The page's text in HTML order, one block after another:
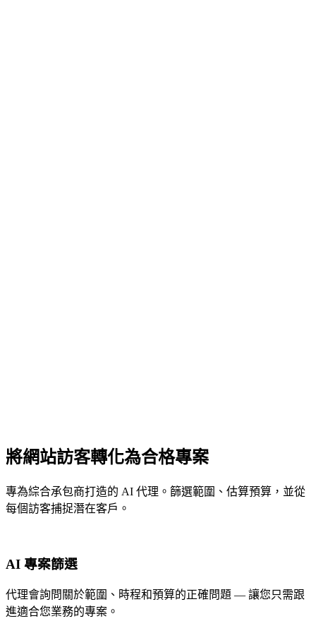
將網站訪客轉化為合格專案
專為綜合承包商打造的 AI 代理。篩選範圍、估算預算，並從
每個訪客捕捉潛在客戶。
AI 專案篩選
代理會詢問關於範圍、時程和預算的正確問題 — 讓您只需跟
進適合您業務的專案。